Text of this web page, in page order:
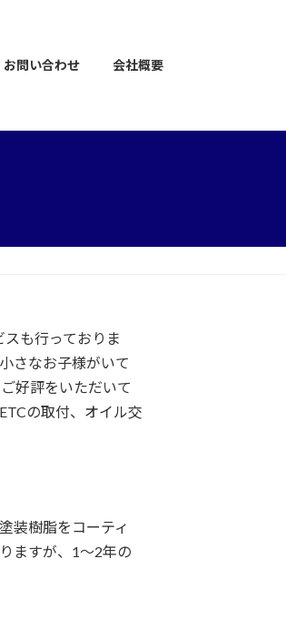
お問い合わせ 会社概要
も行っておりま
さなお子様がいて
好評をいただいて
の取付、オイル交
装樹脂をコーティ
ますが、1～2年の